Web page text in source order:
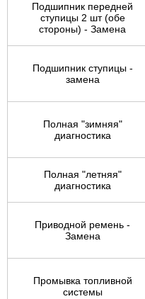
Подшипник передней
ступицы 2 шт (обе
стороны) - Замена
Подшипник ступицы -
замена
Полная "зимняя"
диагностика
Полная "летняя"
диагностика
Приводной ремень -
Замена
Промывка топливной
системы